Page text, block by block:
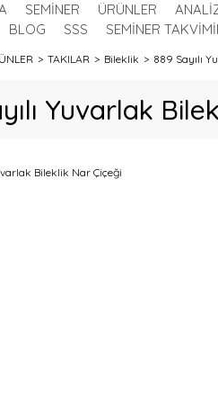
SEMİNER ÜRÜNLER
BLOG SSS SEMİNER
TAKILAR Bileklik 889 Sayılı
Yuvarlak